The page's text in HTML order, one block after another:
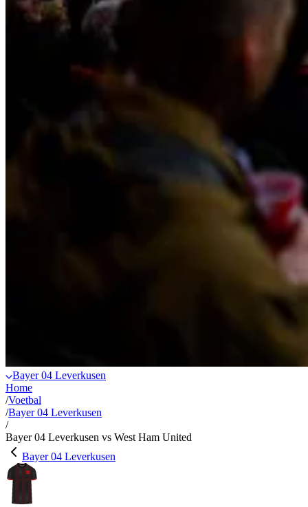
Bayer 04 Leverkusen
Home
/Voetbal
/Bayer 04 Leverkusen
/
Bayer 04 Leverkusen vs West Ham United
Bayer 04 Leverkusen